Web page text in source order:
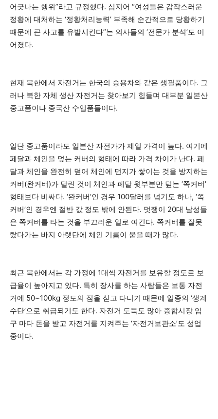
어긋나는 행위”라고 규정했다. 심지어 “여성들은 갑작스러운
정황에 대처하는 ‘정황처리능력’ 부족해 순간적으로 당황하기
때문에 큰 사고를 유발시킨다”는 의사들의 ‘전문가 분석’도 이
어졌다.
현재 북한에서 자전거는 한국의 승용차와 같은 생필품이다. 그
러나 북한 자체 생산 자전거는 찾아보기 힘들며 대부분 일본산
중고품이나 중국산 수입품들이다.
일단 중고품이라도 일본산 자전가가 제일 가격이 높다. 여기에
페달과 체인을 덮는 커버의 형태에 따라 가격 차이가 난다. 페
달과 체인을 완전히 덮어 체인에 먼지가 쌓이는 것을 방지하는
커버(완커버)가 달린 것이 체인과 페달 윗부분만 덮는 ‘쪽커버’
형태보다 비싸다. ‘완커버’인 경우 100달러를 넘기도 하나, ‘쪽
커버’인 경우엔 절반 값 정도 밖에 안된다. 멋쟁이 20대 남성들
은 쪽커버를 타는 것을 부끄러운 일로 여긴다. 쪽커버를 잘못
탔다가는 바지 아랫단에 체인 기름이 묻을 때가 많다.
최근 북한에서는 각 가정에 1대씩 자전거를 보유할 정도로 보
급율이 높아지고 있다. 특히 장사를 하는 사람들은 보통 자전
거에 50~100kg 정도의 짐을 싣고 다니기 때문에 일종의 ‘생계
수단’으로 취급되기도 한다. 자전거 도둑도 많아 종합시장 입
구 마다 돈을 받고 자전거를 지켜주는 ‘자전거보관소’도 성업
중이다.